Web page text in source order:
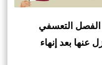
التعسفي
عنها بعد إنهاء